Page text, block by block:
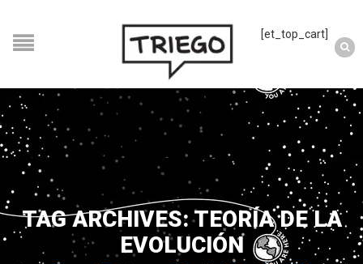
[et_top_cart]
TAG ARCHIVES: TEORÍA DE LA
EVOLUCIÓN